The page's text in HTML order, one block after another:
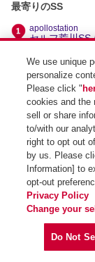
最寄りのSS
apollostation
セルフ荒川SS
apollostation
青森南SS / （
apollostation
セルフ青葉
apollostation
安方SS / 青森
We use unique
personalize
Please click "
cookies and the
sell or share
to/with our
right to opt out
by us. Please
Information] to
opt-out
Privacy Policy
Change your
Do Not